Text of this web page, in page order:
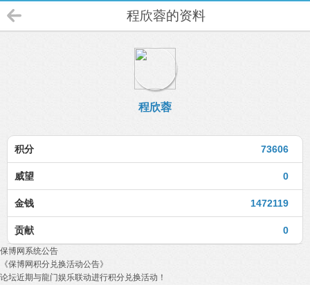
程欣蓉的资料
程欣蓉
73606
积分
0
威望
1472119
金钱
0
贡献
保博网系统公告
《保博网积分兑换活动公告》
论坛近期与龍门娱乐联动进行积分兑换活动！